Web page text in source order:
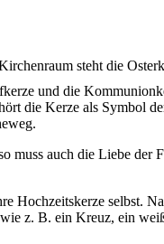
steht die
und die
die Kerze als Symbol
muss auch die Liebe der
Hochzeitskerze selbst.
z. B. ein Kreuz, ein